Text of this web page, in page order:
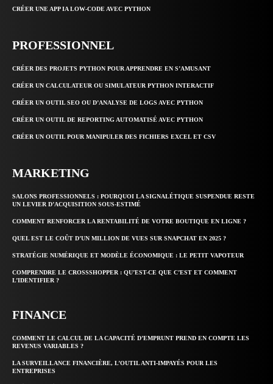
CRÉER UNE APP IA LOW-CODE AVEC PYTHON
PROFESSIONNEL
CRÉER DES PROJETS PYTHON POUR APPRENDRE EN S’AMUSANT
CRÉER UN CALCULATEUR OU SIMULATEUR PYTHON INTERACTIF
CRÉER UN OUTIL SEO OU D’ANALYSE DE LOGS AVEC PYTHON
CRÉER UN OUTIL DE REPORTING AUTOMATISÉ AVEC PYTHON
CRÉER UN OUTIL POUR MANIPULER DES FICHIERS EXCEL ET CSV
MARKETING
SALONS PROFESSIONNELS : POURQUOI LA SIGNALÉTIQUE SUSPENDUE RESTE
UN LEVIER D’ACQUISITION SOUS-ESTIMÉ
COMMENT RENFORCER LA RENTABILITÉ DE VOTRE BOUTIQUE EN LIGNE ?
QUEL EST LE COÛT D’UN MILLION DE VUES SUR SNAPCHAT EN 2025 ?
STRATÉGIE NUMÉRIQUE ET MODÈLE ÉCONOMIQUE : LE PETIT VAPOTEUR
COMPRENDRE LE CROSSSHOPPER : QU’EST-CE QUE C’EST ET COMMENT
L’IDENTIFIER ?
FINANCE
COMMENT LE CALCUL DE LA CAPACITÉ D’EMPRUNT PREND EN COMPTE LES
REVENUS VARIABLES ?
LA SURVEILLANCE FINANCIÈRE, L’OUTIL ANTI-IMPAYÉS POUR LES
ENTREPRISES